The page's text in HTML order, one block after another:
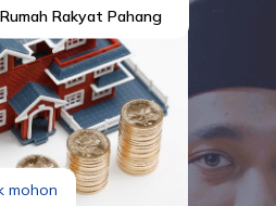
Rumah Rakyat Pahang
mohon